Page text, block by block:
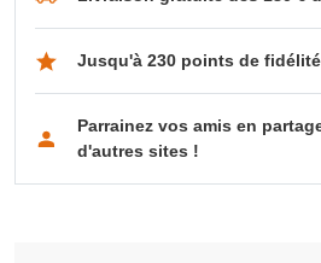
Jusqu'à 230 points de
Parrainez vos amis en
d'autres sites !